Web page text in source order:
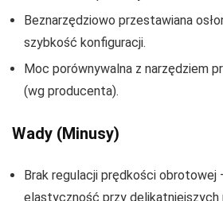
Beznarzędziowo przestawiana
szybkość konfiguracji.
Moc porównywalna z narzędziem
(wg producenta).
Wady (Minusy)
Brak regulacji prędkości obrotowej
elastyczność przy delikatniejszych